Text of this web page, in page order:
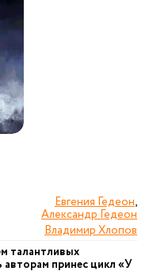
Евгения Гедеон,
Александр Гедеон
Владимир Хлопов
талантливых
авторам принес цикл «У